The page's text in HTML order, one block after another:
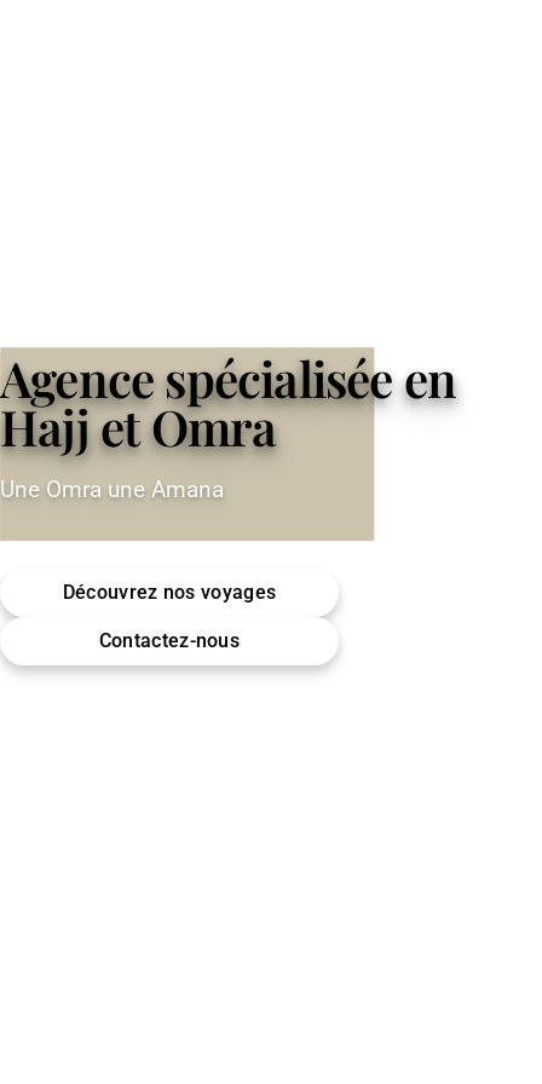
Agence spécialisée en
Hajj et Omra
Une Omra une Amana
Découvrez nos voyages
Contactez-nous
Omra (Umrah) · Hajj
Encadrement & accompagnement